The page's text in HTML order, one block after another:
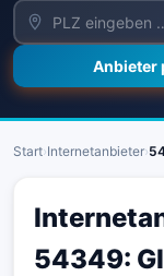
Anbieter
Start›Internetanbieter›
54349: